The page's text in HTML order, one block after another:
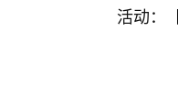
活动：